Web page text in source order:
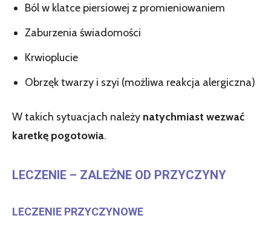
Ból w klatce piersiowej z promieniowaniem
Zaburzenia świadomości
Krwioplucie
Obrzęk twarzy i szyi (możliwa reakcja alergiczna)
W takich sytuacjach należy natychmiast wezwać
karetkę pogotowia.
LECZENIE – ZALEŻNE OD PRZYCZYNY
LECZENIE PRZYCZYNOWE